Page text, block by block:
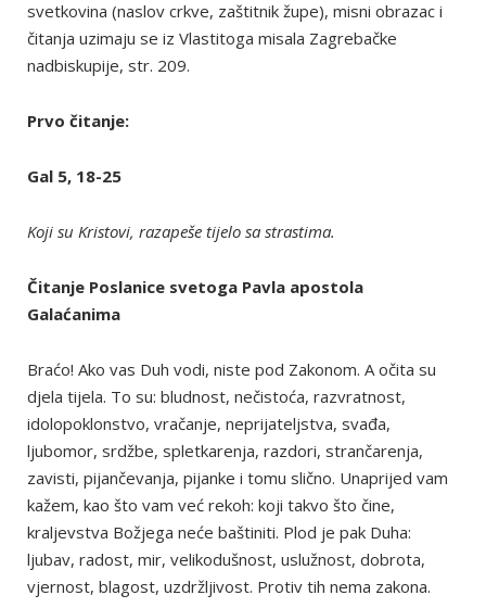
svetkovina (naslov crkve, zaštitnik župe), misni obrazac i
čitanja uzimaju se iz Vlastitoga misala Zagrebačke
nadbiskupije, str. 209.
Prvo čitanje:
Gal 5, 18-25
Koji su Kristovi, razapeše tijelo sa strastima.
Čitanje Poslanice svetoga Pavla apostola
Galaćanima
Braćo! Ako vas Duh vodi, niste pod Zakonom. A očita su
djela tijela. To su: bludnost, nečistoća, razvratnost,
idolopoklonstvo, vračanje, neprijateljstva, svađa,
ljubomor, srdžbe, spletkarenja, razdori, strančarenja,
zavisti, pijančevanja, pijanke i tomu slično. Unaprijed vam
kažem, kao što vam već rekoh: koji takvo što čine,
kraljevstva Božjega neće baštiniti. Plod je pak Duha:
ljubav, radost, mir, velikodušnost, uslužnost, dobrota,
vjernost, blagost, uzdržljivost. Protiv tih nema zakona.